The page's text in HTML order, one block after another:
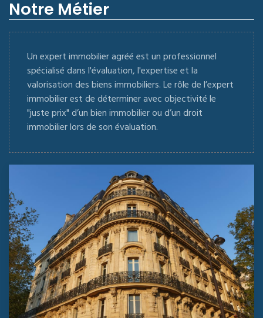
Notre Métier
Un expert immobilier agréé est un professionnel
spécialisé dans l'évaluation, l'expertise et la
valorisation des biens immobiliers. Le rôle de l’expert
immobilier est de déterminer avec objectivité le
"juste prix" d’un bien immobilier ou d’un droit
immobilier lors de son évaluation.